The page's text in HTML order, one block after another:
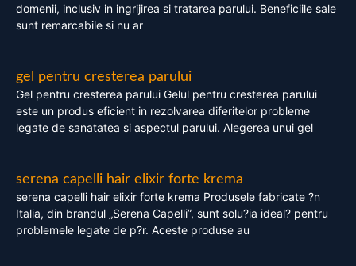
domenii, inclusiv in ingrijirea si tratarea parului. Beneficiile sale
sunt remarcabile si nu ar
gel pentru cresterea parului
Gel pentru cresterea parului Gelul pentru cresterea parului
este un produs eficient in rezolvarea diferitelor probleme
legate de sanatatea si aspectul parului. Alegerea unui gel
serena capelli hair elixir forte krema
serena capelli hair elixir forte krema Produsele fabricate ?n
Italia, din brandul „Serena Capelli”, sunt solu?ia ideal? pentru
problemele legate de p?r. Aceste produse au